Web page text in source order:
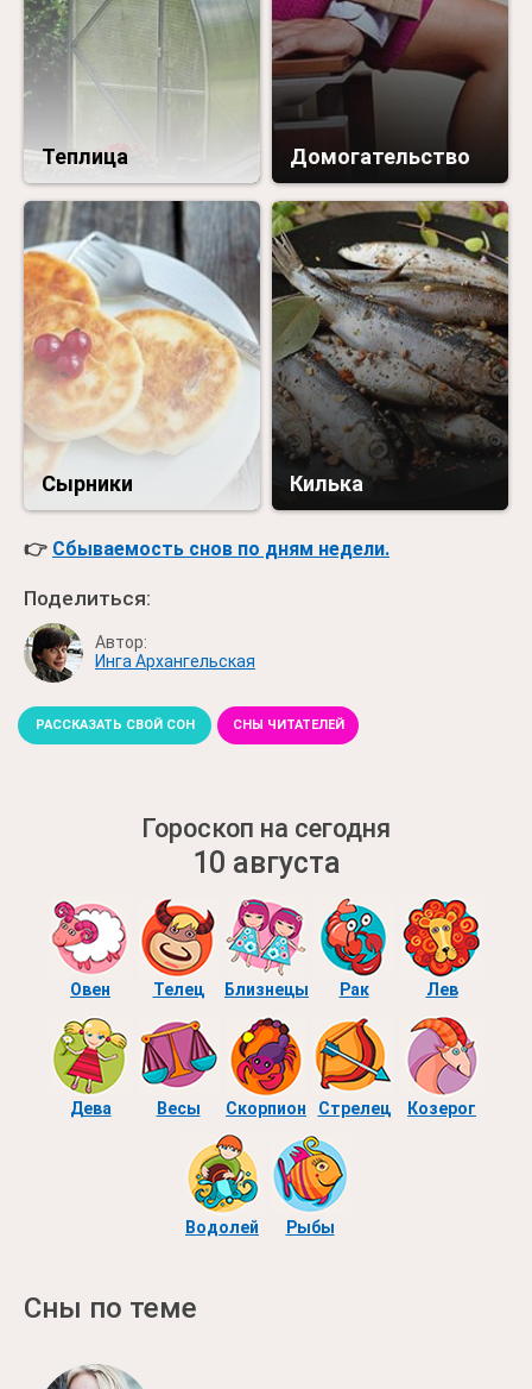
Теплица Домогательство
Сырники Килька
👉 Сбываемость снов по дням недели.
Поделиться:
Автор:
Инга Архангельская
РАССКАЗАТЬ СВОЙ СОН СНЫ ЧИТАТЕЛЕЙ
Гороскоп на сегодня
10 августа
Овен Телец Близнецы Рак Лев
Дева Весы Скорпион Стрелец Козерог
Водолей Рыбы
Сны по теме